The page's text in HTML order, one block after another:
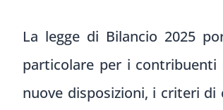
La legge di Bilancio 2025
particolare per i
nuove disposizioni, i criteri